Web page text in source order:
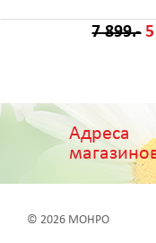
7 899.-
Адреса
© 2026 МОНРО